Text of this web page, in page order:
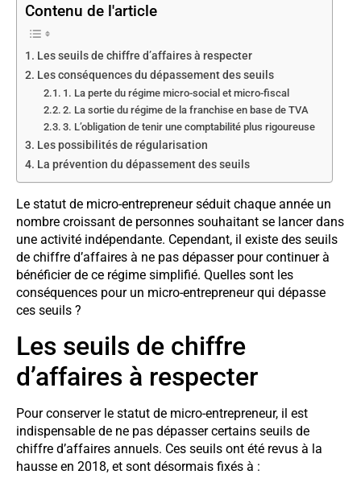
Contenu de l'article
Les seuils de chiffre d’affaires à respecter
Les conséquences du dépassement des seuils
1. La perte du régime micro-social et micro-fiscal
2. La sortie du régime de la franchise en base de TVA
3. L’obligation de tenir une comptabilité plus rigoureuse
Les possibilités de régularisation
La prévention du dépassement des seuils
Le statut de micro-entrepreneur séduit chaque année un
nombre croissant de personnes souhaitant se lancer dans
une activité indépendante. Cependant, il existe des seuils
de chiffre d’affaires à ne pas dépasser pour continuer à
bénéficier de ce régime simplifié. Quelles sont les
conséquences pour un micro-entrepreneur qui dépasse
ces seuils ?
Les seuils de chiffre
d’affaires à respecter
Pour conserver le statut de micro-entrepreneur, il est
indispensable de ne pas dépasser certains seuils de
chiffre d’affaires annuels. Ces seuils ont été revus à la
hausse en 2018, et sont désormais fixés à :